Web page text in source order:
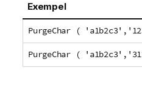
Exempel
PurgeChar (
PurgeChar (